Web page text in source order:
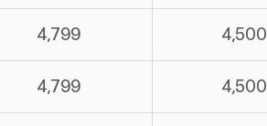
4,799 4,500
4,799 4,500